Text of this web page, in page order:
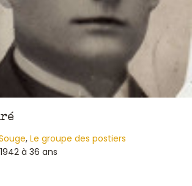
, Le groupe des postiers
à 36 ans